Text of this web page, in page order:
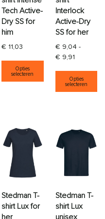
variaties. Deze optie
heeft meerdere
Tech Active-
Dry SS for
him
€ 11,03
Opties
selecteren
Dit product heeft
Interlock
Active-Dry
SS for her
€ 9,04 -
€ 9,91
Opties
selecteren
Stedman T-
shirt Lux for
her
Stedman T-
shirt Lux
unisex